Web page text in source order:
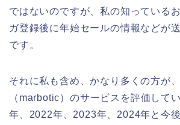
ではないのですが、私の知っている
ガ登録後に年始セールの情報などが
です。
それに私も含め、かなり多くの方が
（marbotic）のサービスを評価して
年、2022年、2023年、2024年と今